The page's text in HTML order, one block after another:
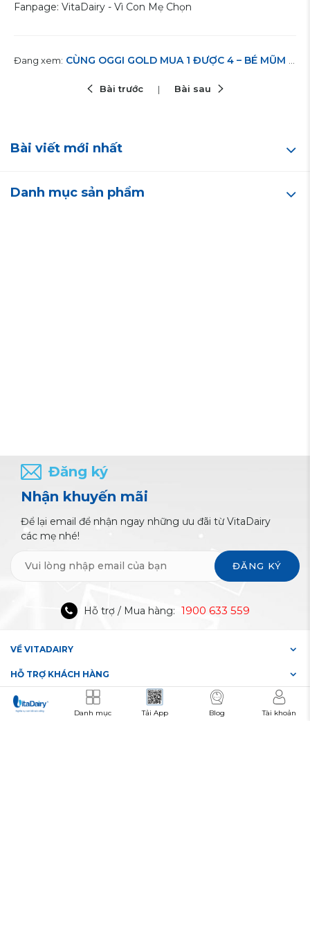
Fanpage: VitaDairy - Vì Con Mẹ Chọn
Đang xem: CÙNG OGGI GOLD MUA 1 ĐƯỢC 4 – BÉ MŨM MĨM TĂNG CÂN, TIÊU HÓA TỐT, RINH LIỀN MẸ ƠI!
Bài trước Bài sau
Bài viết mới nhất
Danh mục sản phẩm
Đăng ký
Nhận khuyến mãi
Để lại email để nhận ngay những ưu đãi từ VitaDairy
các mẹ nhé!
ĐĂNG KÝ
Hỗ trợ / Mua hàng: 1900 633 559
VỀ VITADAIRY
HỖ TRỢ KHÁCH HÀNG
CHÍNH SÁCH
Danh mục Tải App Blog Tài khoản